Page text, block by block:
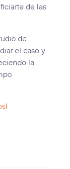
de las
de
el caso y
la